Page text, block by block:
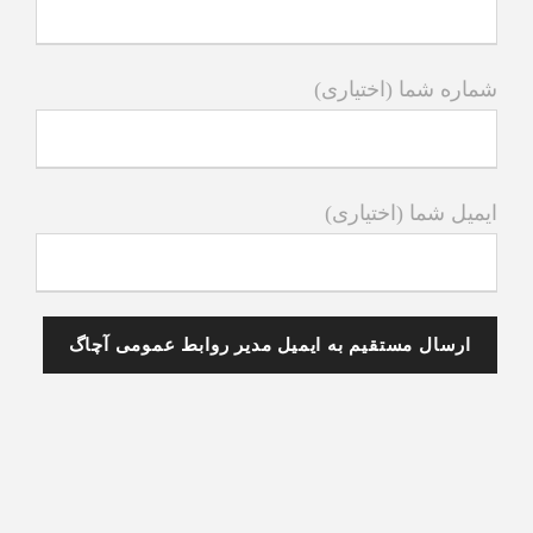
شماره شما (اختیاری)
ایمیل شما (اختیاری)